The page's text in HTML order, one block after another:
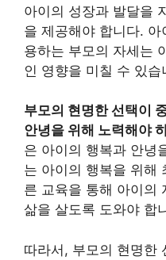
아이의 성장과 발달을
을 제공해야 합니다.
용하는 부모의 자세는
인 영향을 미칠 수 있습
부모의 현명한 선택이
안녕을 위해 노력해야
은 아이의 행복과 안녕
는 아이의 행복을 위해
른 교육을 통해 아이의
삶을 살도록 도와야 합
따라서, 부모의 현명한